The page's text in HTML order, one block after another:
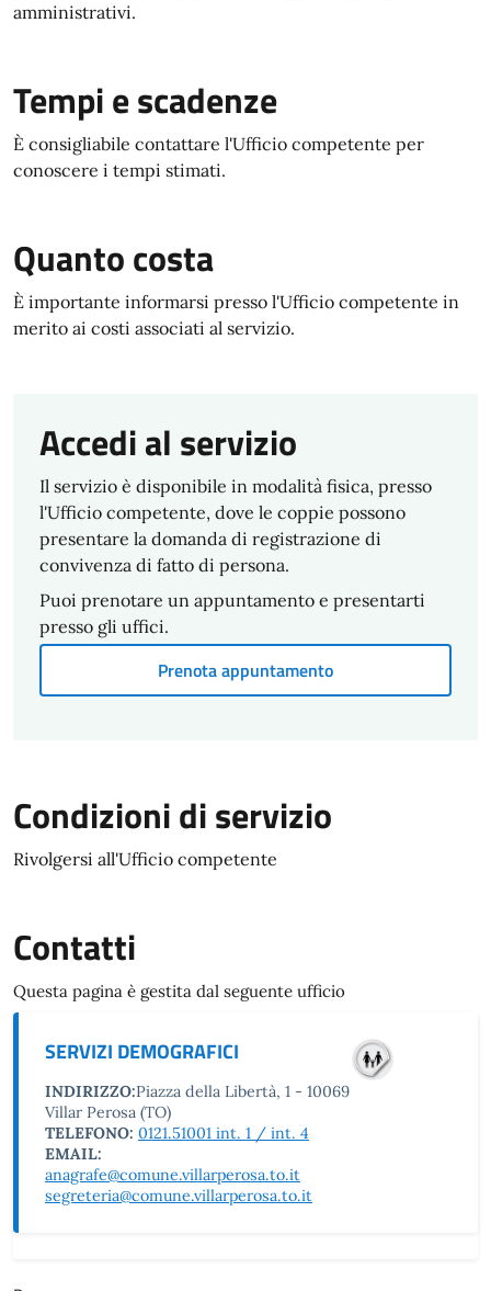
amministrativi.
Tempi e scadenze
È consigliabile contattare l'Ufficio competente per
conoscere i tempi stimati.
Quanto costa
È importante informarsi presso l'Ufficio competente in
merito ai costi associati al servizio.
Accedi al servizio
Il servizio è disponibile in modalità fisica, presso
l'Ufficio competente, dove le coppie possono
presentare la domanda di registrazione di
convivenza di fatto di persona.
Puoi prenotare un appuntamento e presentarti
presso gli uffici.
Prenota appuntamento
Condizioni di servizio
Rivolgersi all'Ufficio competente
Contatti
Questa pagina è gestita dal seguente ufficio
SERVIZI DEMOGRAFICI
INDIRIZZO:Piazza della Libertà, 1 - 10069
Villar Perosa (TO)
TELEFONO: 0121.51001 int. 1 / int. 4
EMAIL:
anagrafe@comune.villarperosa.to.it
segreteria@comune.villarperosa.to.it